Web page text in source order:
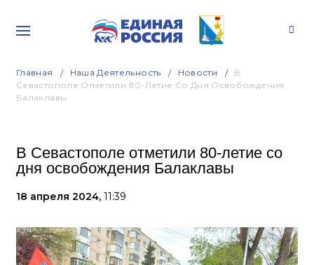
Главная Наша Деятельность Новости
В
Севастополе Отметили 80-Летие Со Дня Освобождения
Балаклавы
В Севастополе отметили 80-летие со
дня освобождения Балаклавы
18 апреля 2024, 11:39